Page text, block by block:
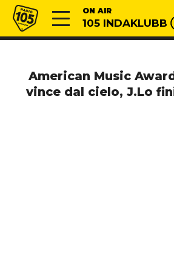
Vai al contenuto
Radio 105 ON AIR
105 INDAKLUBB
American Music
vince dal cielo, J.Lo